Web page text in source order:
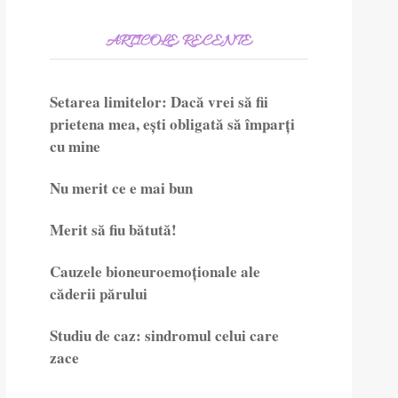
ARTICOLE RECENTE
Setarea limitelor: Dacă vrei să fii
prietena mea, ești obligată să împarți
cu mine
Nu merit ce e mai bun
Merit să fiu bătută!
Cauzele bioneuroemoționale ale
căderii părului
Studiu de caz: sindromul celui care
zace